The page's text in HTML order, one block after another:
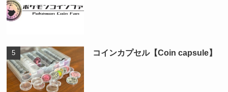
コインカプセル【Coin capsule】